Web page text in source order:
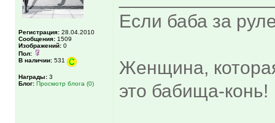
Регистрация: 28.04.2010
Сообщения: 1509
Изображений: 0
Пол:
В наличии: 531
Награды: 3
Блог: Просмотр блога (0)
Если баба за
Женщина,
это бабища-конь!